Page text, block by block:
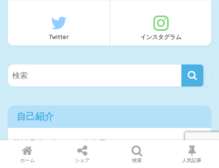
Twitter インスタグラム
自己紹介
神社仏閣とクリームソーダと鳥が好き。
ホーム シェア 検索 人気記事